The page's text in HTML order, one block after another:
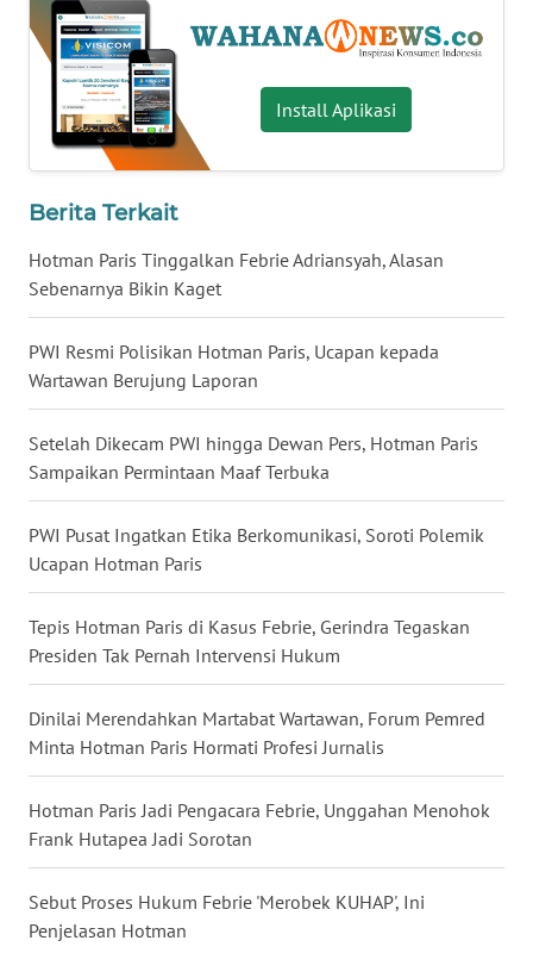
Install Aplikasi
Berita Terkait
Hotman Paris Tinggalkan Febrie Adriansyah, Alasan
Sebenarnya Bikin Kaget
PWI Resmi Polisikan Hotman Paris, Ucapan kepada
Wartawan Berujung Laporan
Setelah Dikecam PWI hingga Dewan Pers, Hotman Paris
Sampaikan Permintaan Maaf Terbuka
PWI Pusat Ingatkan Etika Berkomunikasi, Soroti Polemik
Ucapan Hotman Paris
Tepis Hotman Paris di Kasus Febrie, Gerindra Tegaskan
Presiden Tak Pernah Intervensi Hukum
Dinilai Merendahkan Martabat Wartawan, Forum Pemred
Minta Hotman Paris Hormati Profesi Jurnalis
Hotman Paris Jadi Pengacara Febrie, Unggahan Menohok
Frank Hutapea Jadi Sorotan
Sebut Proses Hukum Febrie 'Merobek KUHAP', Ini
Penjelasan Hotman
WN
BABEL
WN
SUMBAR
WN
WN
BENGKULU
WN
LAMPUNG
WN
JATENG
WN
NUSANTARA
WN
WN
WN
BALI
WN
KALBAR